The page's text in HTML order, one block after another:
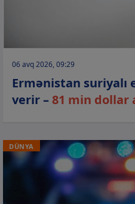
06 avq 2026, 09:29
Ermənistan
verir –81 min dollar
DÜNYA